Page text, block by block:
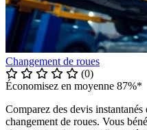
Changement de roues
(0)
Économisez en moyenne 87%*
Comparez des devis
changement de roues. Vous